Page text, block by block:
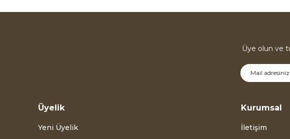
Üye olun ve
Üyelik
Yeni Üyelik
Kurumsal
İletişim